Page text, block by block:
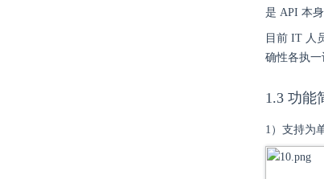
是 API 本
目前 IT 人
确性各执一
1.3 功能
1）支持为